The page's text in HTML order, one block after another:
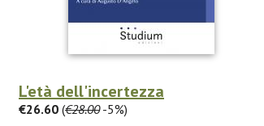
L'età dell'incertezza
€26.60 (€28.00-5%)